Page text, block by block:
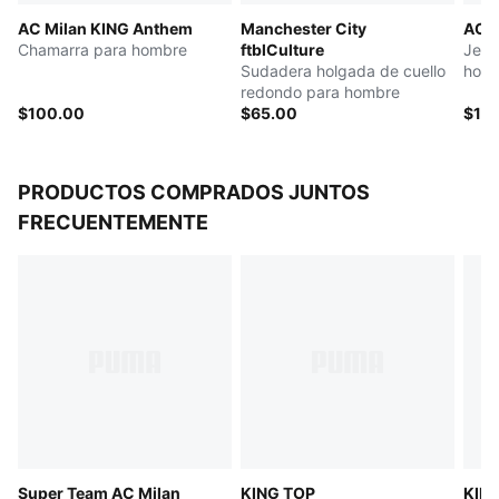
AC Milan KING Anthem
Chamarra para hombre
$100.00
Manchester City
ftblCulture
Sudadera holgada de cuello
redondo para hombre
$65.00
AC
PRODUCTOS COMPRADOS JUNTOS
FRECUENTEMENTE
Super Team AC Milan KING TOP